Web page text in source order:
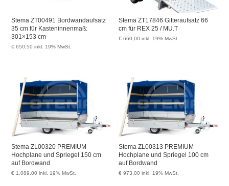
Stema ZT00491 Bordwandaufsatz
35 cm für Kasteninnenmaß:
301×153 cm
€ 650,50 inkl. 19% MwSt.
Stema ZT17846 Gitteraufsatz 66
cm für REX 25 / MU.T
€ 660,00 inkl. 19% MwSt.
Stema ZL00320 PREMIUM
Hochplane und Spriegel 150 cm
auf Bordwand
€ 1.089,00 inkl. 19% MwSt.
Stema ZL00313 PREMIUM
Hochplane und Spriegel 100 cm
auf Bordwand
€ 973,00 inkl. 19% MwSt.